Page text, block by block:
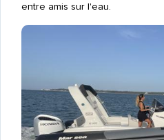
entre amis sur l'eau.